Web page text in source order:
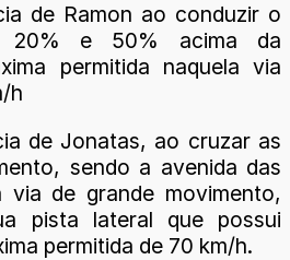
de Ramon ao conduzir o
20% e 50% acima da
permitida naquela via
h
de Jonatas, ao cruzar as
sendo a avenida das
via de grande movimento,
pista lateral que possui
permitida de 70 km/h.